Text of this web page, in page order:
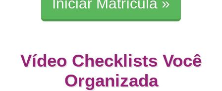
Iniciar Matrícula »
Vídeo Checklists Você
Organizada